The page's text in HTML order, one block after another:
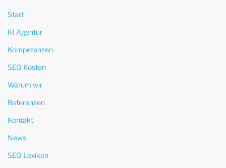
Start
KI Agentur
Kompetenzen
SEO Kosten
Warum wir
Referenzen
Kontakt
News
SEO Lexikon